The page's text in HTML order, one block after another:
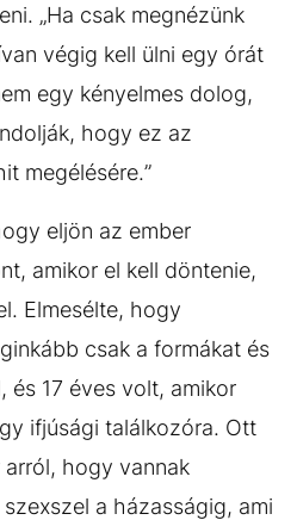
„Ha csak megnézünk
végig kell ülni egy órát
egy kényelmes dolog,
hogy ez az
megélésére.”
eljön az ember
amikor el kell döntenie,
Elmesélte, hogy
csak a formákat és
és 17 éves volt, amikor
ifjúsági találkozóra. Ott
hogy vannak
a házasságig, ami